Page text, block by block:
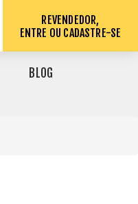
REVENDEDOR,
ENTRE OU CADASTRE-SE
BLOG